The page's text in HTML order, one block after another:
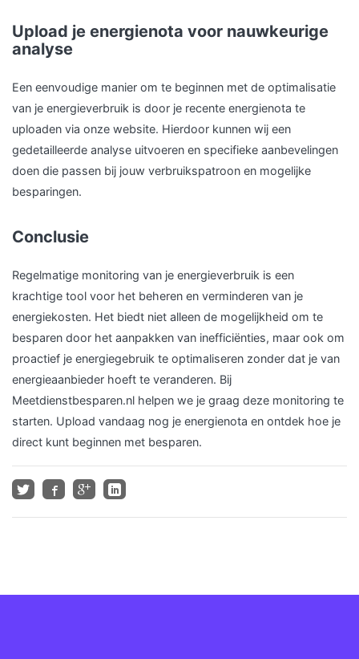
Upload je energienota voor nauwkeurige
analyse
Een eenvoudige manier om te beginnen met de optimalisatie
van je energieverbruik is door je recente energienota te
uploaden via onze website. Hierdoor kunnen wij een
gedetailleerde analyse uitvoeren en specifieke aanbevelingen
doen die passen bij jouw verbruikspatroon en mogelijke
besparingen.
Conclusie
Regelmatige monitoring van je energieverbruik is een
krachtige tool voor het beheren en verminderen van je
energiekosten. Het biedt niet alleen de mogelijkheid om te
besparen door het aanpakken van inefficiënties, maar ook om
proactief je energiegebruik te optimaliseren zonder dat je van
energieaanbieder hoeft te veranderen. Bij
Meetdienstbesparen.nl helpen we je graag deze monitoring te
starten. Upload vandaag nog je energienota en ontdek hoe je
direct kunt beginnen met besparen.